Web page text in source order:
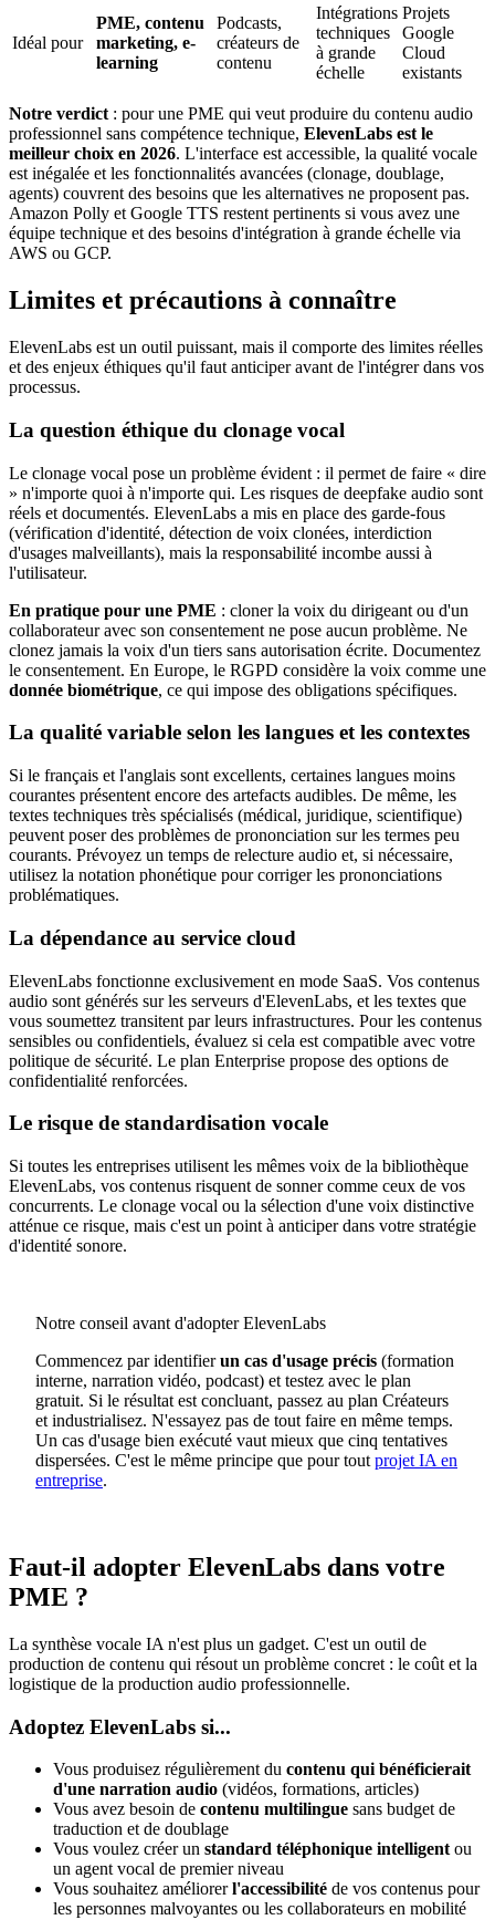
Idéal pour
PME, contenu
marketing, e-
learning
Podcasts,
créateurs de
contenu
Intégrations
techniques
à grande
échelle
Projets
Google
Cloud
existants
Notre verdict: pour une PME qui veut produire du contenu audio
professionnel sans compétence technique, ElevenLabs est le
meilleur choix en 2026. L'interface est accessible, la qualité vocale
est inégalée et les fonctionnalités avancées (clonage, doublage,
agents) couvrent des besoins que les alternatives ne proposent pas.
Amazon Polly et Google TTS restent pertinents si vous avez une
équipe technique et des besoins d'intégration à grande échelle via
AWS ou GCP.
Limites et précautions à connaître
ElevenLabs est un outil puissant, mais il comporte des limites réelles
et des enjeux éthiques qu'il faut anticiper avant de l'intégrer dans vos
processus.
La question éthique du clonage vocal
Le clonage vocal pose un problème évident : il permet de faire « dire
» n'importe quoi à n'importe qui. Les risques de deepfake audio sont
réels et documentés. ElevenLabs a mis en place des garde-fous
(vérification d'identité, détection de voix clonées, interdiction
d'usages malveillants), mais la responsabilité incombe aussi à
l'utilisateur.
En pratique pour une PME : cloner la voix du dirigeant ou d'un
collaborateur avec son consentement ne pose aucun problème. Ne
clonez jamais la voix d'un tiers sans autorisation écrite. Documentez
le consentement. En Europe, le RGPD considère la voix comme une
donnée biométrique, ce qui impose des obligations spécifiques.
La qualité variable selon les langues et les contextes
Si le français et l'anglais sont excellents, certaines langues moins
courantes présentent encore des artefacts audibles. De même, les
textes techniques très spécialisés (médical, juridique, scientifique)
peuvent poser des problèmes de prononciation sur les termes peu
courants. Prévoyez un temps de relecture audio et, si nécessaire,
utilisez la notation phonétique pour corriger les prononciations
problématiques.
La dépendance au service cloud
ElevenLabs fonctionne exclusivement en mode SaaS. Vos contenus
audio sont générés sur les serveurs d'ElevenLabs, et les textes que
vous soumettez transitent par leurs infrastructures. Pour les contenus
sensibles ou confidentiels, évaluez si cela est compatible avec votre
politique de sécurité. Le plan Enterprise propose des options de
confidentialité renforcées.
Le risque de standardisation vocale
Si toutes les entreprises utilisent les mêmes voix de la bibliothèque
ElevenLabs, vos contenus risquent de sonner comme ceux de vos
concurrents. Le clonage vocal ou la sélection d'une voix distinctive
atténue ce risque, mais c'est un point à anticiper dans votre stratégie
d'identité sonore.
Notre conseil avant d'adopter ElevenLabs
Commencez par identifierun cas d'usage précis (formation
interne, narration vidéo, podcast) et testez avec le plan
gratuit. Si le résultat est concluant, passez au plan Créateurs
et industrialisez. N'essayez pas de tout faire en même temps.
Un cas d'usage bien exécuté vaut mieux que cinq tentatives
dispersées. C'est le même principe que pour tout projet IA en
entreprise.
Faut-il adopter ElevenLabs dans votre
PME ?
La synthèse vocale IA n'est plus un gadget. C'est un outil de
production de contenu qui résout un problème concret : le coût et la
logistique de la production audio professionnelle.
Adoptez ElevenLabs si...
Vous produisez régulièrement du contenu qui bénéficierait
d'une narration audio (vidéos, formations, articles)
Vous avez besoin de contenu multilingue sans budget de
traduction et de doublage
Vous voulez créer un standard téléphonique intelligent ou
un agent vocal de premier niveau
Vous souhaitez améliorerl'accessibilité de vos contenus pour
les personnes malvoyantes ou les collaborateurs en mobilité